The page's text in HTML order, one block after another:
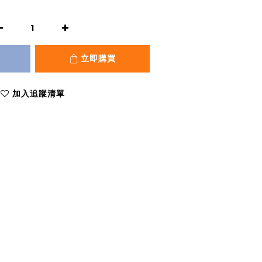
立即購買
加入追蹤清單